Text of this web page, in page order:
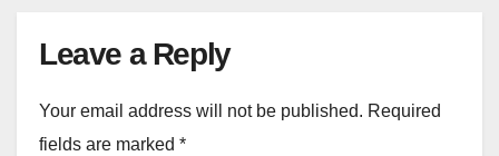
Leave a Reply
Your email address will not be published. Required
fields are marked *